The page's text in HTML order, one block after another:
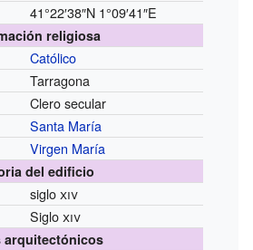
41°22′38″N 1°09′41″E
religiosa
Católico
Tarragona
Clero secular
Santa María
Virgen María
del edificio
sigloxiv
Sigloxiv
arquitectónicos